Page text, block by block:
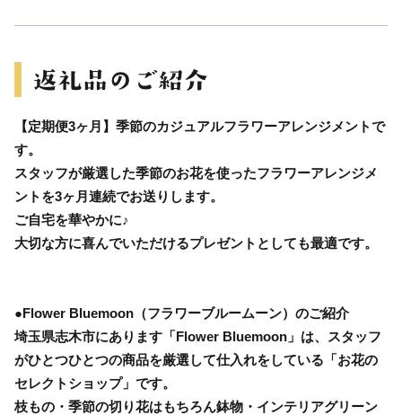
【定期便3ヶ月】季節のカジュアルフラワーアレンジメントで
す。
スタッフが厳選した季節のお花を使ったフラワーアレンジメ
ントを3ヶ月連続でお送りします。
ご自宅を華やかに♪
大切な方に喜んでいただけるプレゼントとしても最適です。
●Flower Bluemoon（フラワーブルームーン）のご紹介
埼玉県志木市にあります「Flower Bluemoon」は、スタッフ
がひとつひとつの商品を厳選して仕入れをしている「お花の
セレクトショップ」です。
枝もの・季節の切り花はもちろん鉢物・インテリアグリーン